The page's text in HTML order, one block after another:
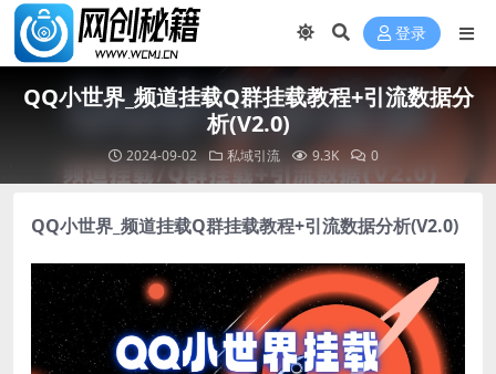
登录
QQ小世界_频道挂载Q群挂载教程+引流数据分
析(V2.0)
2024-09-02 私域引流 9.3K 0
QQ小世界_频道挂载Q群挂载教程+引流数据分析(V2.0)